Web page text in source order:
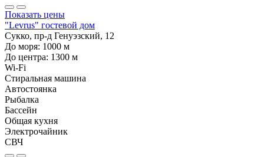
Показать цены
"Levrus" гостевой дом
Сукко, пр-д Генуэзский, 12
До моря: 1000 м
До центра: 1300 м
Wi-Fi
Стиральная машина
Автостоянка
Рыбалка
Бассейн
Общая кухня
Электрочайник
СВЧ